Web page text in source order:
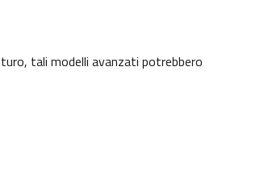
tali modelli avanzati potrebbero